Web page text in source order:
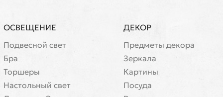
ОСВЕЩЕНИЕ
Подвесной свет
Бра
Торшеры
Настольный свет
ДЕКОР
Предметы декора
Зеркала
Картины
Посуда